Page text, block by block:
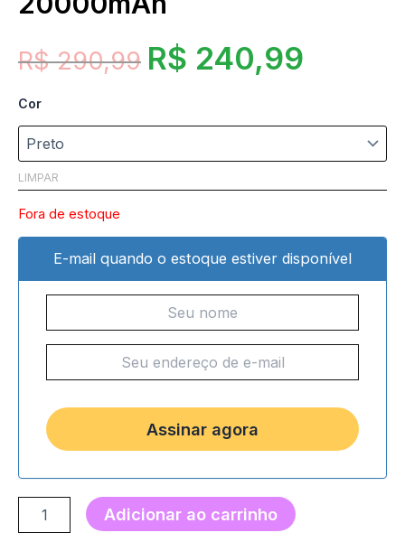
R$290,99 R$ 240,99
Cor
LIMPAR
Fora de estoque
E-mail quando o estoque estiver disponível
Adicionar ao carrinho